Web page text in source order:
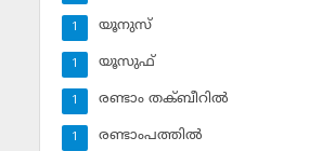
യൂനുസ്‌
1
യൂസുഫ്‌
1
രണ്ടാം തക്ബീറില്‍
1
രണ്ടാംപത്തില്‍
1